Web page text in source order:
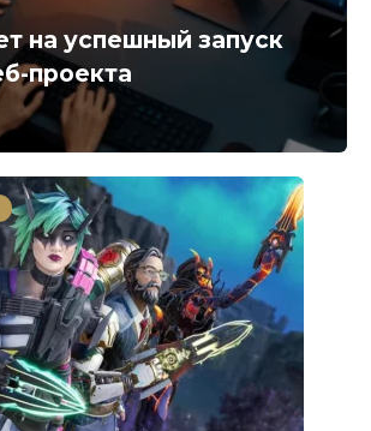
на успешный запуск
проекта